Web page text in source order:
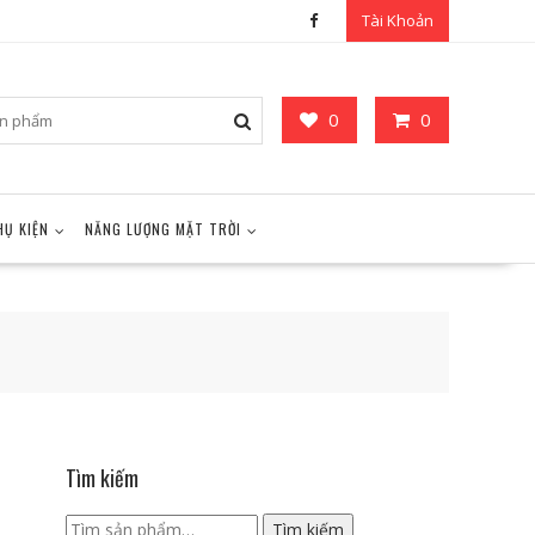
Tài Khoản
0 0
KIỆN NĂNG LƯỢNG MẶT TRỜI
Tìm kiếm
Tìm
Tìm kiếm